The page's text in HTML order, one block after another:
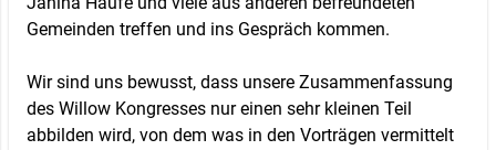
Gemeinden treffen und ins Gespräch kommen.
Wir sind uns bewusst, dass unsere Zusammenfassung
des Willow Kongresses nur einen sehr kleinen Teil
abbilden wird, von dem was in den Vorträgen vermittelt